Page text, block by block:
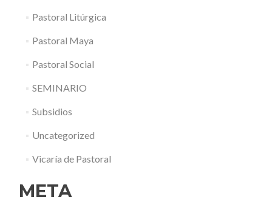
Pastoral Litúrgica
Pastoral Maya
Pastoral Social
SEMINARIO
Subsidios
Uncategorized
Vicaría de Pastoral
META